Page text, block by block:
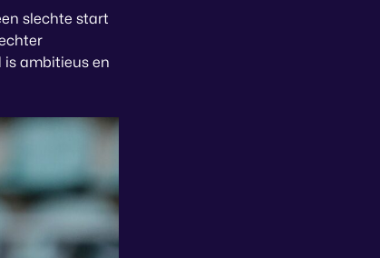
slechte start
is ambitieus en